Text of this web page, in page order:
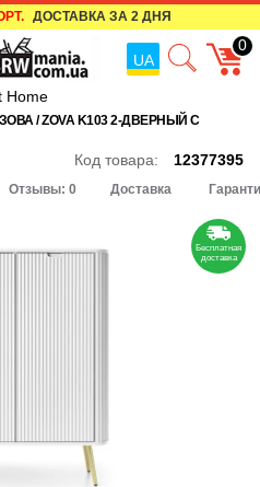
ДОСТАВКА ЗА 2 ДНЯ
UA
0
Home
/ ZOVA K103 2-ДВЕРНЫЙ С
Код товара: 12377395
Отзывы: 0 Доставка